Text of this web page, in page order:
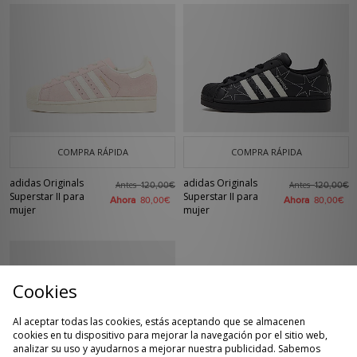
COMPRA RÁPIDA
adidas Originals
Superstar II para
mujer
Antes120,00€
Ahora 80,00€
COMPRA RÁPIDA
adidas Originals
Superstar II para
mujer
Antes120,00€
Ahora 80,00€
Cookies
Al aceptar todas las cookies, estás aceptando que se almacenen
cookies en tu dispositivo para mejorar la navegación por el sitio web,
analizar su uso y ayudarnos a mejorar nuestra publicidad. Sabemos